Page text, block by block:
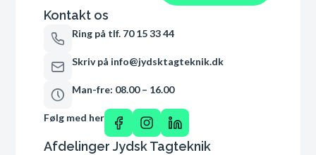
Kontakt os
Ring på tlf. 70 15 33 44
Skriv på info@jydsktagteknik.dk
Man-fre: 08.00 – 16.00
Følg med her
Afdelinger Jydsk Tagteknik